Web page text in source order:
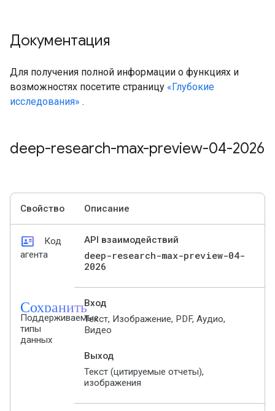
Документация
Для получения полной информации о функциях и
возможностях посетите страницу «Глубокие
исследования» .
deep-research-max-preview-04-2026
Свойство Описание
id_card
Код
агента
API взаимодействий
deep-research-max-preview-04-
2026
Сохранить
Поддерживаемые
типы
данных
Вход
Текст, Изображение, PDF, Аудио,
Видео
Выход
Текст (цитируемые отчеты),
изображения